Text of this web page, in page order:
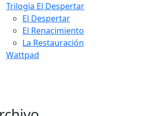
Trilogía El Despertar
El Despertar
El Renacimiento
La Restauración
Wattpad